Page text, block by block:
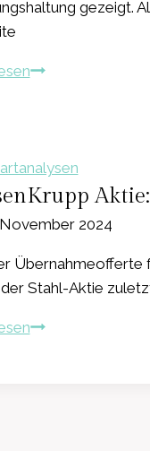
gezeigt.
Evotec
Selloff?
November 2024
Übernahmeofferte
Stahl-Aktie
ThyssenKrupp